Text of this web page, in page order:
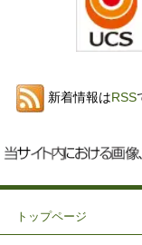
新着情報はRSS
トップページ